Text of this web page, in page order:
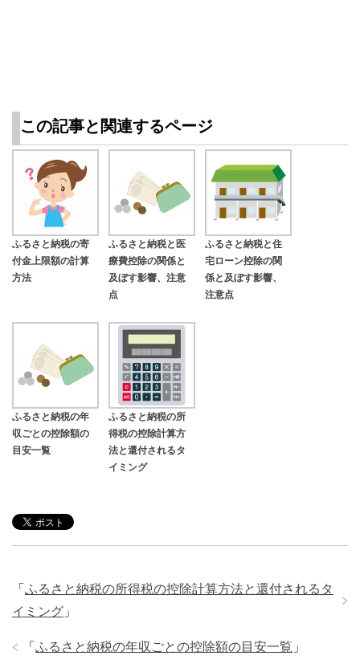
この記事と関連するページ
ふるさと納税の寄
付金上限額の計算
方法
ふるさと納税と医
療費控除の関係と
及ぼす影響、注意
点
ふるさと納税と住
宅ローン控除の関
係と及ぼす影響、
注意点
ふるさと納税の年
収ごとの控除額の
目安一覧
ふるさと納税の所
得税の控除計算方
法と還付されるタ
イミング
「 ふるさと納税の所得税の控除計算方法と還付されるタ
イミング 」
「 ふるさと納税の年収ごとの控除額の目安一覧 」